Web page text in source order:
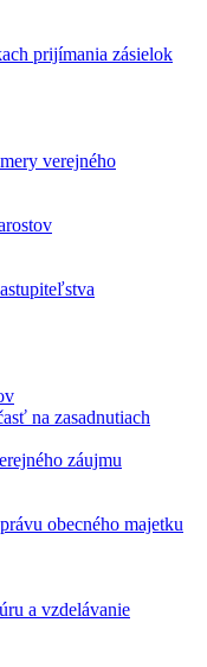
prijímania zásielok
verejného
na zasadnutiach
záujmu
obecného majetku
a vzdelávanie